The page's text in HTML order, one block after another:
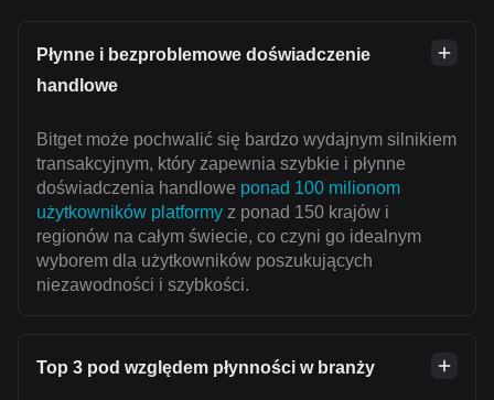
Płynne i bezproblemowe doświadczenie
handlowe
Bitget może pochwalić się bardzo wydajnym silnikiem
transakcyjnym, który zapewnia szybkie i płynne
doświadczenia handlowe ponad 100 milionom
użytkowników platformy z ponad 150 krajów i
regionów na całym świecie, co czyni go idealnym
wyborem dla użytkowników poszukujących
niezawodności i szybkości.
Top 3 pod względem płynności w branży